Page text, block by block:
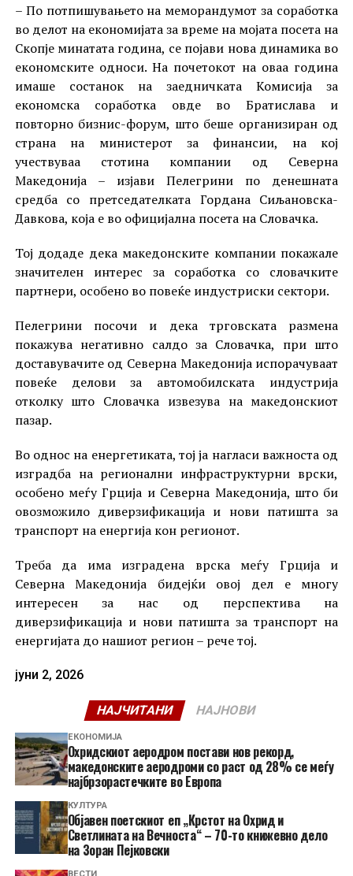
– По потпишувањето на меморандумот за соработка
во делот на економијата за време на мојата посета на
Скопје минатата година, се појави нова динамика во
економските односи. На почетокот на оваа година
имаше состанок на заедничката Комисија за
економска соработка овде во Братислава и
повторно бизнис-форум, што беше организиран од
страна на министерот за финансии, на кој
учествуваа стотина компании од Северна
Македонија – изјави Пелегрини по денешната
средба со претседателката Гордана Сиљановска-
Давкова, која е во официјална посета на Словачка.
Тој додаде дека македонските компании покажале
значителен интерес за соработка со словачките
партнери, особено во повеќе индустриски сектори.
Пелегрини посочи и дека трговската размена
покажува негативно салдо за Словачка, при што
доставувачите од Северна Македонија испорачуваат
повеќе делови за автомобилската индустрија
отколку што Словачка извезува на македонскиот
пазар.
Во однос на енергетиката, тој ја нагласи важноста од
изградба на регионални инфраструктурни врски,
особено меѓу Грција и Северна Македонија, што би
овозможило диверзификација и нови патишта за
транспорт на енергија кон регионот.
Треба да има изградена врска меѓу Грција и
Северна Македонија бидејќи овој дел е многу
интересен за нас од перспектива на
диверзификација и нови патишта за транспорт на
енергијата до нашиот регион – рече тој.
јуни 2, 2026
НАЈЧИТАНИ НАЈНОВИ
ЕКОНОМИЈА
Охридскиот аеродром постави нов рекорд,
македонските аеродроми со раст од 28% се меѓу
најбрзорастечките во Европа
КУЛТУРА
Објавен поетскиот еп „Крстот на Охрид и
Светлината на Вечноста“ – 70-то книжевно дело
на Зоран Пејковски
ВЕСТИ